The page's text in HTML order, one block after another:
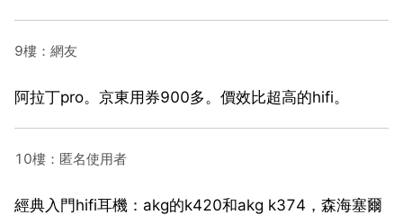
9樓：網友
阿拉丁pro。京東用券900多。價效比超高的hifi。
10樓：匿名使用者
經典入門hifi耳機：akg的k420和akg k374，森海塞爾